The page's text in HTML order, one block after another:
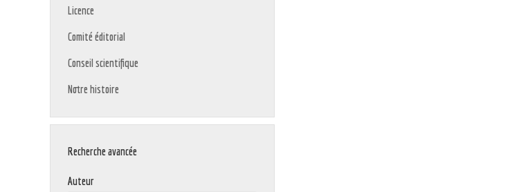
Licence
Comité éditorial
Conseil scientifique
Notre histoire
Recherche avancée
Auteur